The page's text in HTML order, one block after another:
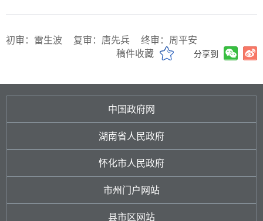
初审：雷生波 复审：唐先兵
终审：周平安
稿件收藏
分享到
中国政府网
湖南省人民政府
怀化市人民政府
市州门户网站
县市区网站